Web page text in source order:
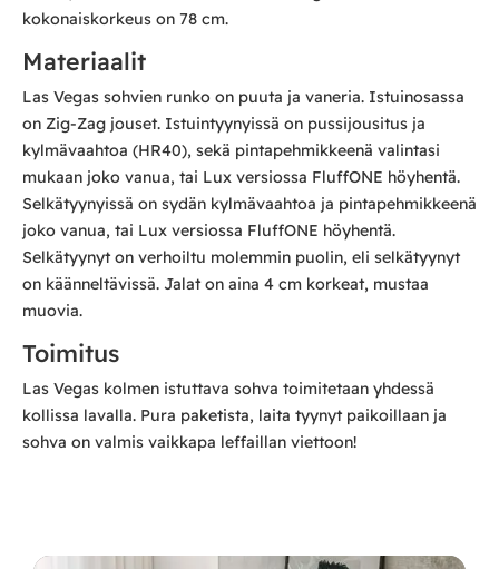
kokonaiskorkeus on 78 cm.
Materiaalit
Las Vegas sohvien runko on puuta ja vaneria. Istuinosassa
on Zig-Zag jouset. Istuintyynyissä on pussijousitus ja
kylmävaahtoa (HR40), sekä pintapehmikkeenä valintasi
mukaan joko vanua, tai Lux versiossa FluffONE höyhentä.
Selkätyynyissä on sydän kylmävaahtoa ja pintapehmikkeenä
joko vanua, tai Lux versiossa FluffONE höyhentä.
Selkätyynyt on verhoiltu molemmin puolin, eli selkätyynyt
on käänneltävissä. Jalat on aina 4 cm korkeat, mustaa
muovia.
Toimitus
Las Vegas kolmen istuttava sohva toimitetaan yhdessä
kollissa lavalla. Pura paketista, laita tyynyt paikoillaan ja
sohva on valmis vaikkapa leffaillan viettoon!